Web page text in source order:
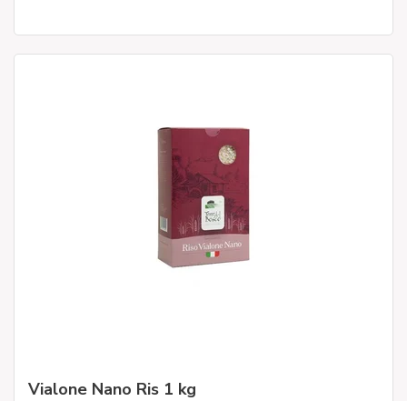
Vialone Nano Ris 1 kg